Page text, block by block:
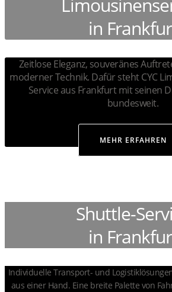
in
Zeitlose Eleganz, souveränes
moderner Technik. Dafür steht CYC
Service aus Frankfurt mit seinen
bundesweit.
MEHR ERFAHREN
Shuttle-
in
Individuelle Transport- und
aus einer Hand. Eine breite Palette von